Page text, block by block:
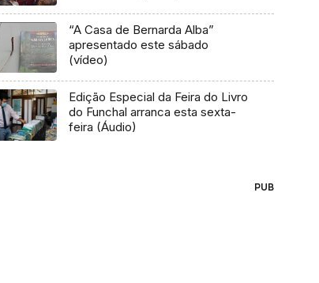
“A Casa de Bernarda Alba”
apresentado este sábado
(vídeo)
Edição Especial da Feira do Livro
do Funchal arranca esta sexta-
feira (Áudio)
PUB